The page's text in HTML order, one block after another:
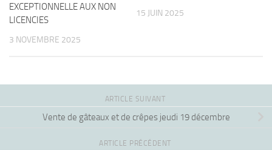
EXCEPTIONNELLE AUX NON
LICENCIES
3 NOVEMBRE 2025
15 JUIN 2025
ARTICLE SUIVANT
Vente de gâteaux et de crêpes jeudi 19 décembre
ARTICLE PRÉCÉDENT